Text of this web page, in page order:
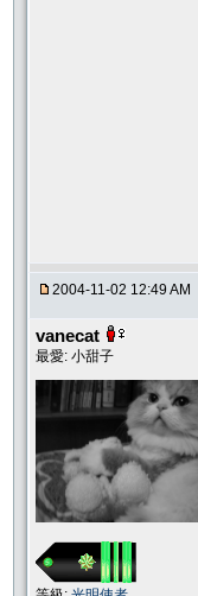
2004-11-02 12:49 AM
vanecat
最愛: 小甜子